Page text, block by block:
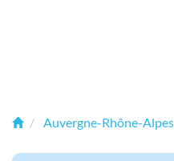
Auvergne-Rhône-Alpes